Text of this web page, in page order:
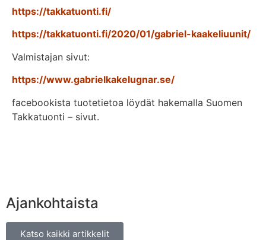
https://takkatuonti.fi/
https://takkatuonti.fi/2020/01/gabriel-kaakeliuunit/
Valmistajan sivut:
https://www.gabrielkakelugnar.se/
facebookista tuotetietoa löydät hakemalla Suomen
Takkatuonti – sivut.
Ajankohtaista
Katso kaikki artikkelit